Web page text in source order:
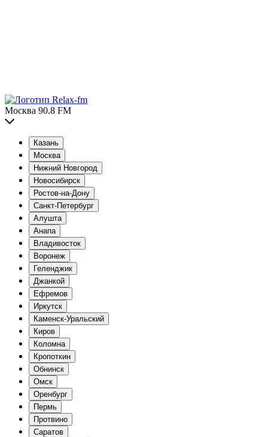
Москва 90.8 FM
Казань
Москва
Нижний Новгород
Новосибирск
Ростов-на-Дону
Санкт-Петербург
Алушта
Анапа
Владивосток
Воронеж
Геленджик
Джанкой
Ефремов
Иркутск
Каменск-Уральский
Киров
Коломна
Кропоткин
Обнинск
Омск
Оренбург
Пермь
Протвино
Саратов